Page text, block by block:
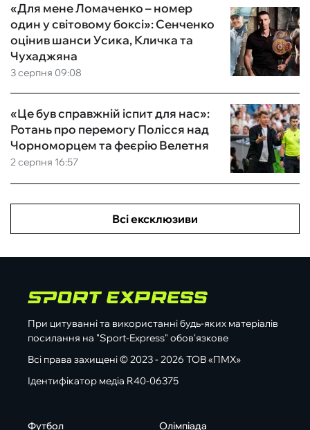
3 серпня 09:08
«Для мене Ломаченко – номер
один у світовому боксі»: Сенченко
оцінив шанси Усика, Кличка та
Чухаджяна
2 серпня 16:57
«Це був справжній іспит для нас»:
Ротань про перемогу Полісся над
Чорноморцем та феєрію Велетня
Всі ексклюзиви
При цитуванні та використанні будь-яких матеріалів
посилання на "Sport-Express" обов'язкове
Всі права захищені © 2023 - 2026 ТОВ «ПМХ»
Ідентифікатор медіа R40-06375
Футбол
Олімпіада